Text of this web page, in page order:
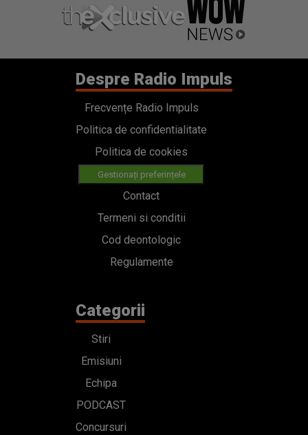
Despre Radio Impuls
Frecvențe Radio Impuls
Politica de confidentialitate
Politica de cookies
Gestionați preferințele
Contact
Termeni si conditii
Cod deontologic
Regulamente
Categorii
Stiri
Emisiuni
Echipa
PODCAST
Concursuri